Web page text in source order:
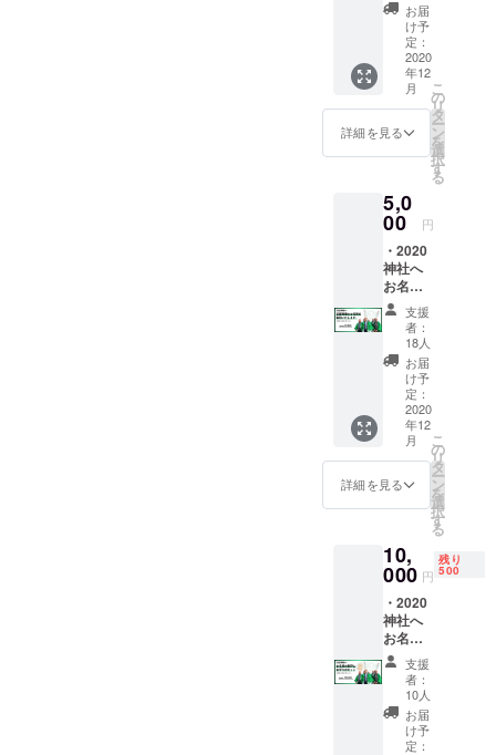
「毛が無
い」と「怪
我ない」を
掛け合わせ
て、地域の
子供たちが
うに警察や
と共に交通
安全運動へ
も積極的に
参加させて
いただいて
おります。
ハゲで悩ん
でいる人へ
の一筋の
光、暗い世
の中を明る
会貢（光）
献活動をこ
れからも精
力的に行っ
て参ります
のでどうぞ
宜しくお願
い申し上げ
名簿へ
お名前
を登録
させて
いただ
きま
す。 ※
備考欄
にお名
前を入
さい ※
本名、
会社名
もしく
はニッ
クネー
ムでも
可能 ※
文字数
は10文
字まで
になり
ます
お届
け予
定：
2020
年12
月
詳細を見る
こ
の
リ
タ
ー
ン
を
選
択
す
る
5,0
00 円
・2020
神社へ
お名前
を刻印
※名前を
レー
ザー印
刷した
ものを
掲示し
ます ※
備考欄
にお名
前を入
力くだ
さい ※
会社名
もしく
はニッ
クネー
ムでも
可能 ※
文字数
は10文
字まで
になり
ます
支援
者：
18人
お届
け予
定：
2020
年12
月
詳細を見る
こ
の
リ
タ
ー
ン
を
選
択
す
る
10,
000 円
残り
500
・2020
神社へ
お名前
を刻印
・2020
神社特
製お守
り（1
個） ※
支援
者：
10人
お届
け予
定：